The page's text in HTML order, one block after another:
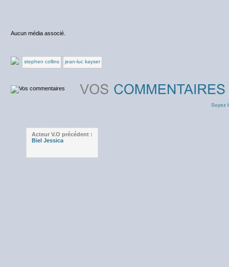
Aucun média associé.
stephen collins jean-luc kayser
Soyez
Acteur V.O précédent :
Biel Jessica